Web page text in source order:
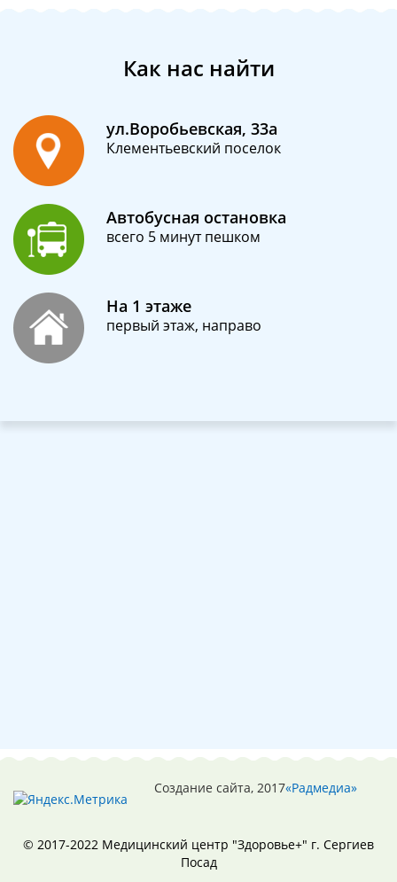
Как нас найти
ул.Воробьевская, 33а
Клементьевский поселок
Автобусная остановка
всего 5 минут пешком
На 1 этаже
первый этаж, направо
Создание сайта, 2017«Радмедиа»
© 2017-2022 Медицинский центр "Здоровье+" г. Сергиев
Посад